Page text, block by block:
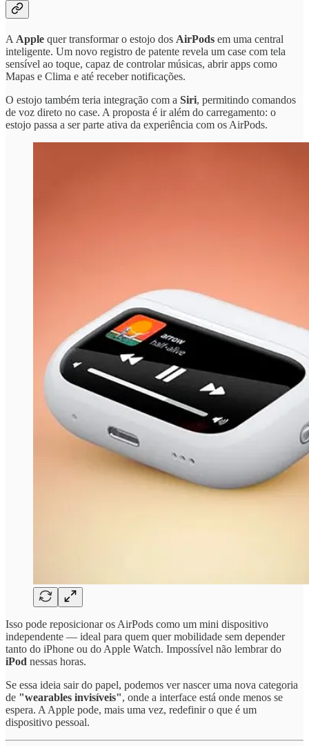
A Apple quer transformar o estojo dos AirPods em uma central
inteligente. Um novo registro de patente revela um case com tela
sensível ao toque, capaz de controlar músicas, abrir apps como
Mapas e Clima e até receber notificações.
O estojo também teria integração com a Siri, permitindo comandos
de voz direto no case. A proposta é ir além do carregamento: o
estojo passa a ser parte ativa da experiência com os AirPods.
Isso pode reposicionar os AirPods como um mini dispositivo
independente — ideal para quem quer mobilidade sem depender
tanto do iPhone ou do Apple Watch. Impossível não lembrar do
iPod nessas horas.
Se essa ideia sair do papel, podemos ver nascer uma nova categoria
de "wearables invisíveis", onde a interface está onde menos se
espera. A Apple pode, mais uma vez, redefinir o que é um
dispositivo pessoal.